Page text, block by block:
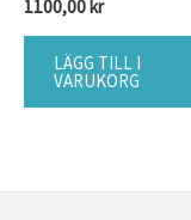
1100,00 kr
LÄGG TILL I
VARUKORG